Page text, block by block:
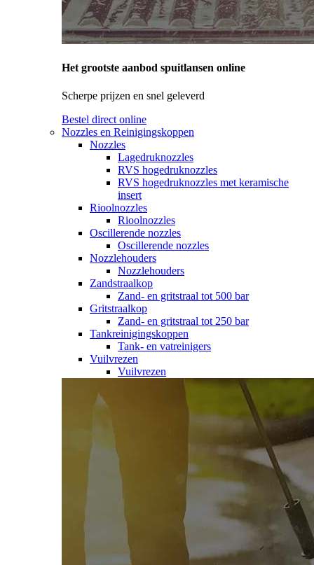
Het grootste aanbod spuitlansen online
Scherpe prijzen en snel geleverd
Bestel direct online
Nozzles en Reinigingskoppen
Nozzles
Lagedruknozzles
RVS hogedruknozzles
RVS hogedruknozzles met keramische
insert
Rioolnozzles
Rioolnozzles
Oscillerende nozzles
Oscillerende nozzles
Nozzlehouders
Nozzlehouders
Zandstraalkop
Zand- en gritstraal tot 500 bar
Gritstraalkop
Zand- en gritstraal tot 250 bar
Tankreinigingskoppen
Tank- en vatreinigers
Vuilvrezen
Vuilvrezen